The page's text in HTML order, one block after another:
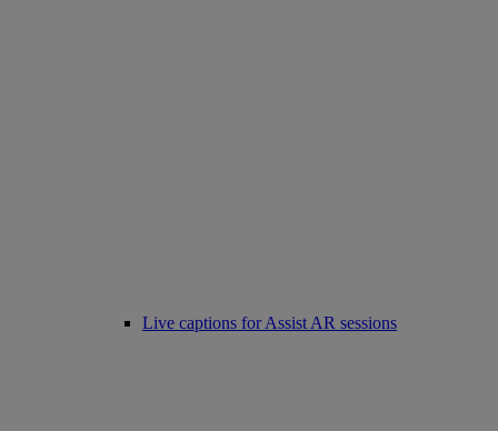
Live captions for Assist AR sessions